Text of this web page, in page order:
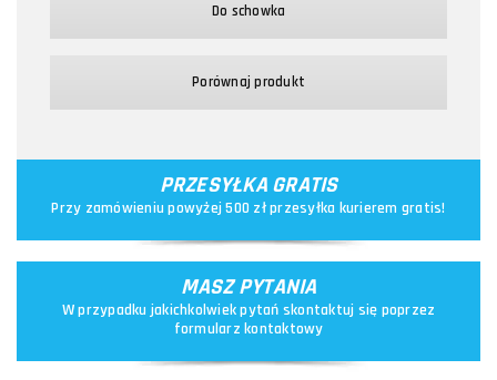
Do schowka
Porównaj produkt
PRZESYŁKA GRATIS
Przy zamówieniu powyżej 500 zł przesyłka kurierem gratis!
MASZ PYTANIA
W przypadku jakichkolwiek pytań skontaktuj się poprzez
formularz kontaktowy